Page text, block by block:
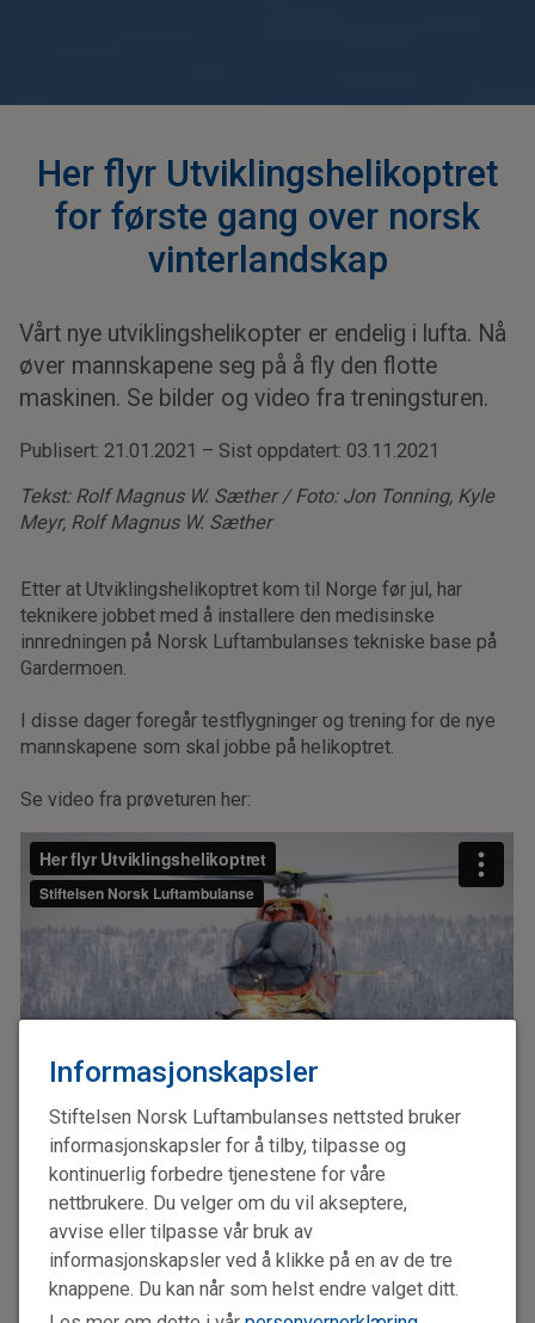
Informasjonskapsler
Stiftelsen Norsk Luftambulanses nettsted bruker
informasjonskapsler for å tilby, tilpasse og
kontinuerlig forbedre tjenestene for våre
nettbrukere. Du velger om du vil akseptere,
avvise eller tilpasse vår bruk av
informasjonskapsler ved å klikke på en av de tre
knappene. Du kan når som helst endre valget ditt.
Her flyr Utviklingshelikoptret
for første gang over norsk
vinterlandskap
Vårt nye utviklingshelikopter er endelig i lufta. Nå
øver mannskapene seg på å fly den flotte
maskinen. Se bilder og video fra treningsturen.
Publisert: 21.01.2021 – Sist oppdatert: 03.11.2021
Tekst: Rolf Magnus W. Sæther / Foto: Jon Tonning, Kyle
Meyr, Rolf Magnus W. Sæther
Etter at Utviklingshelikoptret kom til Norge før jul, har
teknikere jobbet med å installere den medisinske
innredningen på Norsk Luftambulanses tekniske base på
Gardermoen.
I disse dager foregår testflygninger og trening for de nye
mannskapene som skal jobbe på helikoptret.
Se video fra prøveturen her:
Airbus H145
Fem rotorblader gir en økning i nyttelast på 150